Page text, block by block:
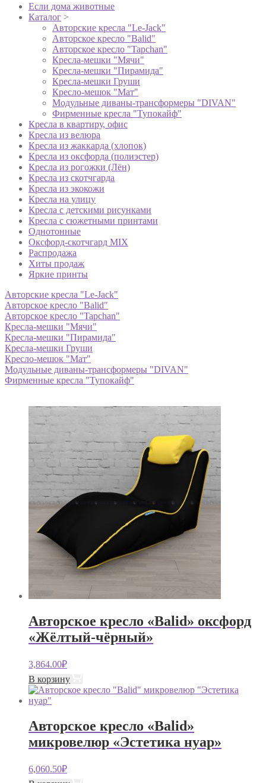
Если дома животные
Каталог >
Авторские кресла "Le-Jack"
Авторское кресло "Balid"
Авторское кресло "Tapchan"
Кресла-мешки "Мячи"
Кресла-мешки "Пирамида"
Кресла-мешки Груши
Кресло-мешок "Мат"
Модульные диваны-трансформеры "DIVAN"
Фирменные кресла "Тупокайф"
Кресла в квартиру, офис
Кресла из велюра
Кресла из жаккарда (хлопок)
Кресла из оксфорда (полиэстер)
Кресла из рогожки (Лён)
Кресла из скотчгарда
Кресла из экокожи
Кресла на улицу
Кресла с детскими рисунками
Кресла с сюжетными принтами
Однотонные
Оксфорд-скотчгард MIX
Распродажа
Хиты продаж
Яркие принты
Авторские кресла "Le-Jack"
Авторское кресло "Balid"
Авторское кресло "Tapchan"
Кресла-мешки "Мячи"
Кресла-мешки "Пирамида"
Кресла-мешки Груши
Кресло-мешок "Мат"
Модульные диваны-трансформеры "DIVAN"
Фирменные кресла "Тупокайф"
Авторское кресло «Balid» оксфорд
«Жёлтый-чёрный»
3,864.00₽
В корзину
Авторское кресло «Balid»
микровелюр «Эстетика нуар»
6,060.50₽